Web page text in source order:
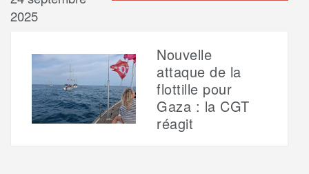
2025
Nouvelle
attaque de la
flottille pour
Gaza : la CGT
réagit